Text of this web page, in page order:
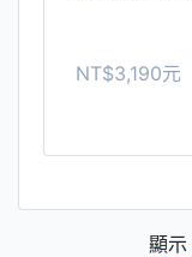
NT$3,190元
顯示